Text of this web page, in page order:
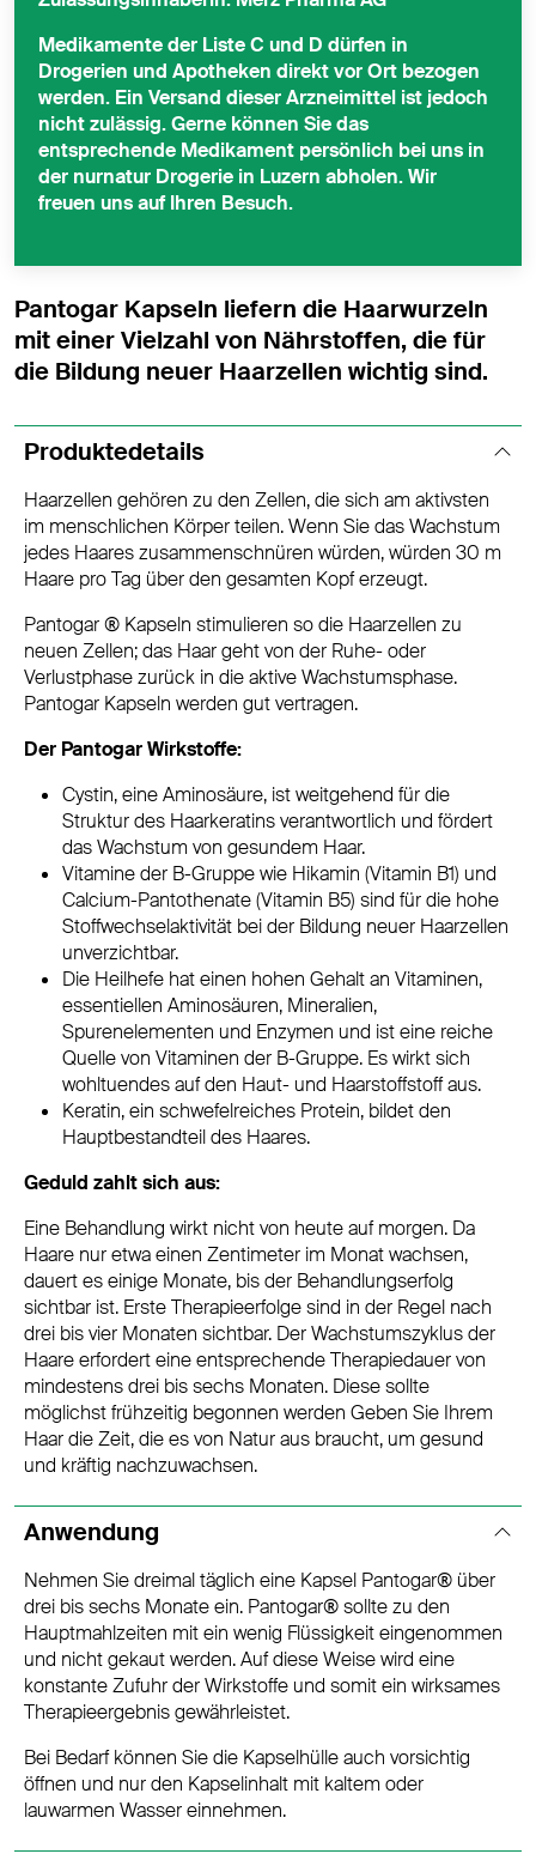
Medikamente der Liste C und D dürfen in
Drogerien und Apotheken direkt vor Ort bezogen
werden. Ein Versand dieser Arzneimittel ist jedoch
nicht zulässig. Gerne können Sie das
entsprechende Medikament persönlich bei uns in
der nurnatur Drogerie in Luzern abholen. Wir
freuen uns auf Ihren Besuch.
Pantogar Kapseln liefern die Haarwurzeln
mit einer Vielzahl von Nährstoffen, die für
die Bildung neuer Haarzellen wichtig sind.
Produktedetails
Haarzellen gehören zu den Zellen, die sich am aktivsten
im menschlichen Körper teilen. Wenn Sie das Wachstum
jedes Haares zusammenschnüren würden, würden 30 m
Haare pro Tag über den gesamten Kopf erzeugt.
Pantogar ® Kapseln stimulieren so die Haarzellen zu
neuen Zellen; das Haar geht von der Ruhe- oder
Verlustphase zurück in die aktive Wachstumsphase.
Pantogar Kapseln werden gut vertragen.
Der Pantogar Wirkstoffe:
Cystin, eine Aminosäure, ist weitgehend für die
Struktur des Haarkeratins verantwortlich und fördert
das Wachstum von gesundem Haar.
Vitamine der B-Gruppe wie Hikamin (Vitamin B1) und
Calcium-Pantothenate (Vitamin B5) sind für die hohe
Stoffwechselaktivität bei der Bildung neuer Haarzellen
unverzichtbar.
Die Heilhefe hat einen hohen Gehalt an Vitaminen,
essentiellen Aminosäuren, Mineralien,
Spurenelementen und Enzymen und ist eine reiche
Quelle von Vitaminen der B-Gruppe. Es wirkt sich
wohltuendes auf den Haut- und Haarstoffstoff aus.
Keratin, ein schwefelreiches Protein, bildet den
Hauptbestandteil des Haares.
Geduld zahlt sich aus:
Eine Behandlung wirkt nicht von heute auf morgen. Da
Haare nur etwa einen Zentimeter im Monat wachsen,
dauert es einige Monate, bis der Behandlungserfolg
sichtbar ist. Erste Therapieerfolge sind in der Regel nach
drei bis vier Monaten sichtbar. Der Wachstumszyklus der
Haare erfordert eine entsprechende Therapiedauer von
mindestens drei bis sechs Monaten. Diese sollte
möglichst frühzeitig begonnen werden Geben Sie Ihrem
Haar die Zeit, die es von Natur aus braucht, um gesund
und kräftig nachzuwachsen.
Anwendung
Nehmen Sie dreimal täglich eine Kapsel Pantogar® über
drei bis sechs Monate ein. Pantogar® sollte zu den
Hauptmahlzeiten mit ein wenig Flüssigkeit eingenommen
und nicht gekaut werden. Auf diese Weise wird eine
konstante Zufuhr der Wirkstoffe und somit ein wirksames
Therapieergebnis gewährleistet.
Bei Bedarf können Sie die Kapselhülle auch vorsichtig
öffnen und nur den Kapselinhalt mit kaltem oder
lauwarmen Wasser einnehmen.